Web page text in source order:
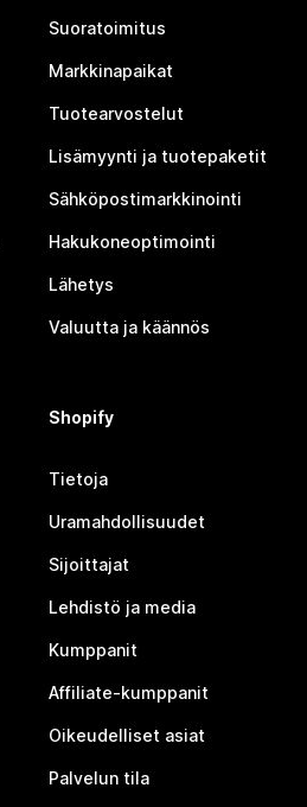
Suoratoimitus
Markkinapaikat
Tuotearvostelut
Lisämyynti ja tuotepaketit
Sähköpostimarkkinointi
Hakukoneoptimointi
Lähetys
Valuutta ja käännös
Shopify
Tietoja
Uramahdollisuudet
Sijoittajat
Lehdistö ja media
Kumppanit
Affiliate-kumppanit
Oikeudelliset asiat
Palvelun tila